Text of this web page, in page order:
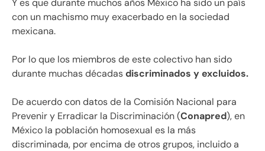
Y es que durante muchos años México ha sido un país
con un machismo muy exacerbado en la sociedad
mexicana.
Por lo que los miembros de este colectivo han sido
durante muchas décadasdiscriminados y excluidos.
De acuerdo con datos de la Comisión Nacional para
Prevenir y Erradicar la Discriminación (Conapred), en
México la población homosexual es la más
discriminada, por encima de otros grupos, incluido a